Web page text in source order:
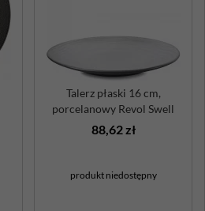
Talerz płaski 16 cm,
porcelanowy Revol Swell
biały piasek
88,62 zł
produkt niedostępny